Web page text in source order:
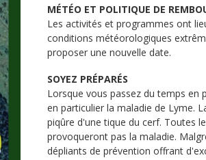
MÉTÉO ET POLITIQUE DE
Les activités et programmes ont
conditions météorologiques
proposer une nouvelle date.
SOYEZ PRÉPARÉS
Lorsque vous passez du temps en
en particulier la maladie de Lyme.
piqûre d'une tique du cerf. Toutes
provoqueront pas la maladie.
dépliants de prévention offrant